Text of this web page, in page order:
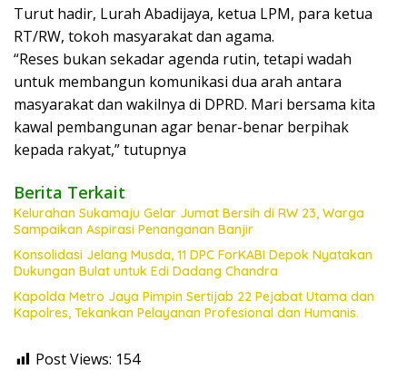
Turut hadir, Lurah Abadijaya, ketua LPM, para ketua
RT/RW, tokoh masyarakat dan agama.
“Reses bukan sekadar agenda rutin, tetapi wadah
untuk membangun komunikasi dua arah antara
masyarakat dan wakilnya di DPRD. Mari bersama kita
kawal pembangunan agar benar-benar berpihak
kepada rakyat,” tutupnya
Berita Terkait
Kelurahan Sukamaju Gelar Jumat Bersih di RW 23, Warga
Sampaikan Aspirasi Penanganan Banjir
Konsolidasi Jelang Musda, 11 DPC ForKABI Depok Nyatakan
Dukungan Bulat untuk Edi Dadang Chandra
Kapolda Metro Jaya Pimpin Sertijab 22 Pejabat Utama dan
Kapolres, Tekankan Pelayanan Profesional dan Humanis.
Post Views: 154